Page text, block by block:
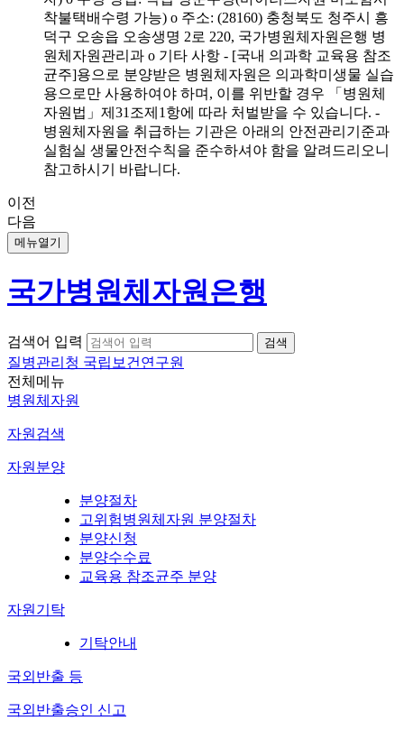
착불택배수령 가능) o 주소: (28160) 충청북도 청주시 흥
덕구 오송읍 오송생명 2로 220, 국가병원체자원은행 병
원체자원관리과 o 기타 사항 - [국내 의과학 교육용 참조
균주]용으로 분양받은 병원체자원은 의과학미생물 실습
용으로만 사용하여야 하며, 이를 위반할 경우 「병원체
자원법」제31조제1항에 따라 처벌받을 수 있습니다. -
병원체자원을 취급하는 기관은 아래의 안전관리기준과
실험실 생물안전수칙을 준수하셔야 함을 알려드리오니
참고하시기 바랍니다.
이전
다음
메뉴열기
국가병원체자원은행
검색어 입력
질병관리청 국립보건연구원
전체메뉴
병원체자원
자원검색
자원분양
분양절차
고위험병원체자원 분양절차
분양신청
분양수수료
교육용 참조균주 분양
자원기탁
기탁안내
국외반출 등
국외반출승인 신고